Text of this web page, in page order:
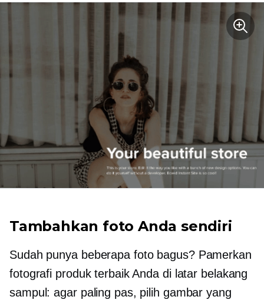
Tambahkan foto Anda sendiri
Sudah punya beberapa foto bagus? Pamerkan
fotografi produk terbaik Anda di latar belakang
sampul: agar paling pas, pilih gambar yang